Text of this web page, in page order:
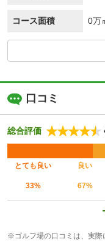
コース面積 0万
口コミ
総合評価
とても良い 良い
33% 67%
※ゴルフ場の口コミは、実際